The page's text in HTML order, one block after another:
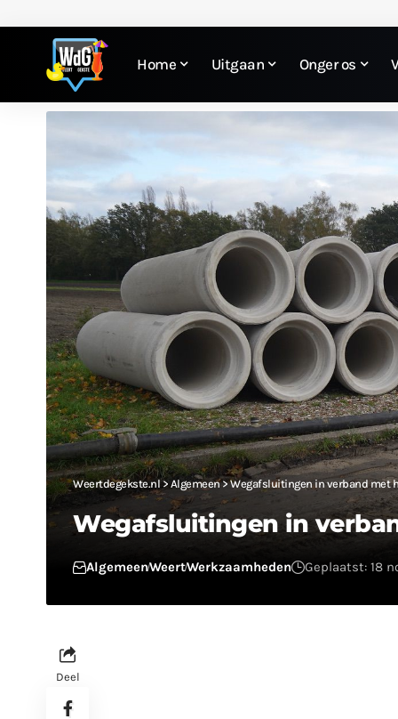
Home Uitgaan Onger os
Weertdegekste.nl> Algemeen>Wegafsluitingen in verband met
Wegafsluitingen in
AlgemeenWeertWerkzaamheden Geplaatst: 18
Deel